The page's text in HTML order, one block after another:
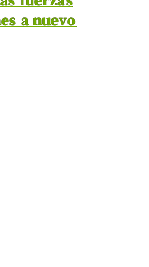
a nuevo